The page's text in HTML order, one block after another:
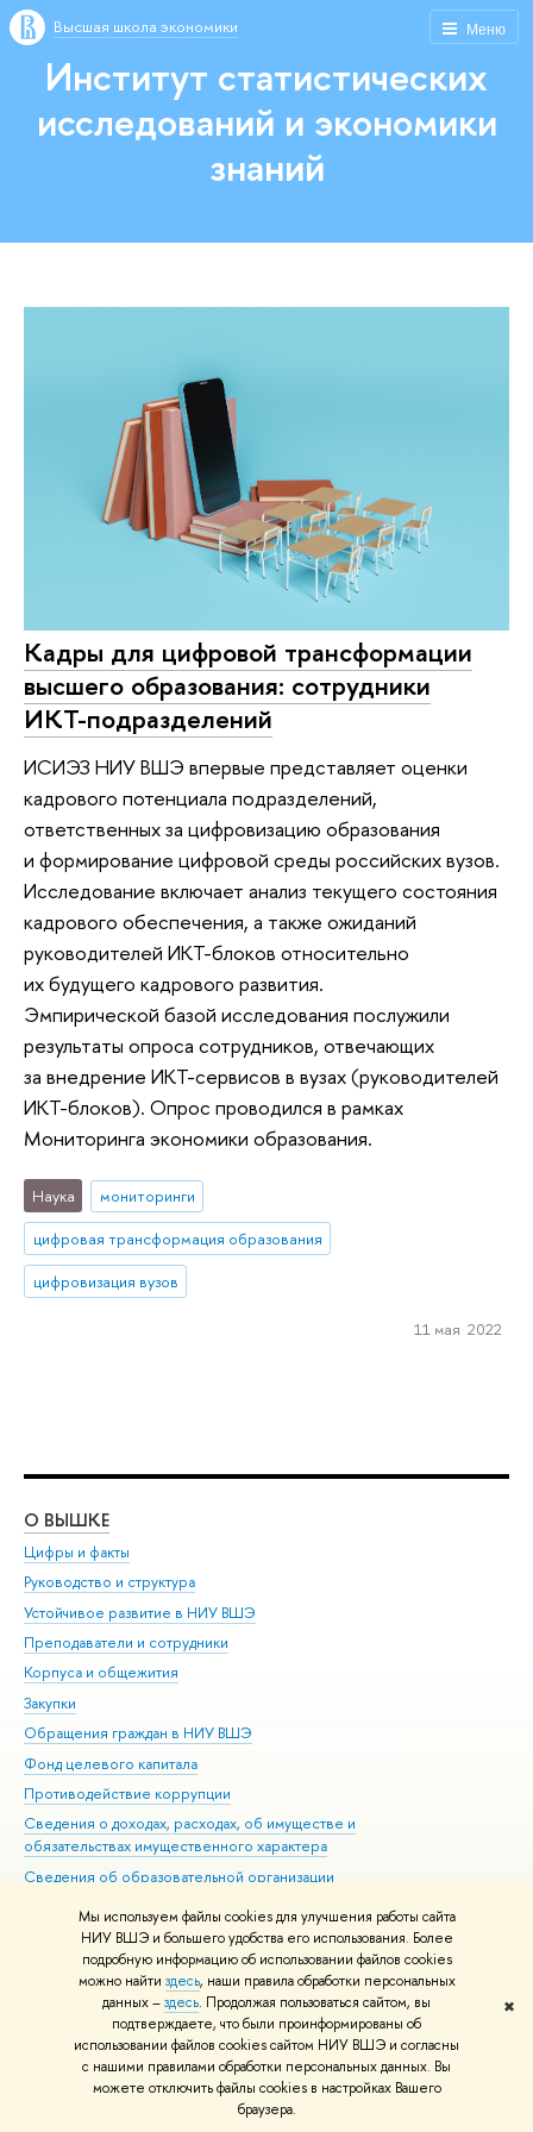
Мы используем файлы cookies для улучшения работы сайта
НИУ ВШЭ и большего удобства его использования. Более
подробную информацию об использовании файлов cookies
можно найти здесь, наши правила обработки персональных
данных –здесь. Продолжая пользоваться сайтом, вы
подтверждаете, что были проинформированы об
использовании файлов cookies сайтом НИУ ВШЭ и согласны
с нашими правилами обработки персональных данных. Вы
можете отключить файлы cookies в настройках Вашего
браузера.
✖
Меню
Высшая школа экономики
Институт статистических
исследований и экономики
знаний
Кадры для цифровой трансформации
высшего образования: сотрудники
ИКТ-подразделений
ИСИЭЗ НИУ ВШЭ впервые представляет оценки
кадрового потенциала подразделений,
ответственных за цифровизацию образования
и формирование цифровой среды российских вузов.
Исследование включает анализ текущего состояния
кадрового обеспечения, а также ожиданий
руководителей ИКТ-блоков относительно
их будущего кадрового развития.
Эмпирической базой исследования послужили
результаты опроса сотрудников, отвечающих
за внедрение ИКТ-сервисов в вузах (руководителей
ИКТ-блоков). Опрос проводился в рамках
Мониторинга экономики образования.
Наука
мониторинги
цифровая трансформация образования
цифровизация вузов
11 мая 2022
О ВЫШКЕ
Цифры и факты
Руководство и структура
Устойчивое развитие в НИУ ВШЭ
Преподаватели и сотрудники
Корпуса и общежития
Закупки
Обращения граждан в НИУ ВШЭ
Фонд целевого капитала
Противодействие коррупции
Сведения о доходах, расходах, об имуществе и
обязательствах имущественного характера
Сведения об образовательной организации
Людям с ограниченными возможностями здоровья
Единая платежная страница
Работа в Вышке
© НИУ ВШЭ 1993–2026 Адреса и контакты Условия использования
материалов Политика конфиденциальности Карта сайта
Шрифты HSE Sans и HSE Slab разработаны вШколе дизайна НИУ ВШЭ